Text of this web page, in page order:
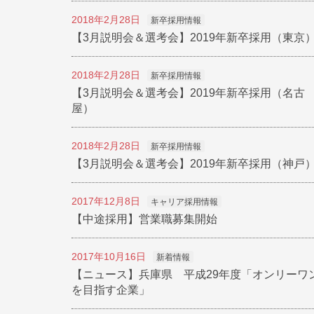
2018年2月28日 新卒採用情報
【3月説明会＆選考会】2019年新卒採用（東京）
2018年2月28日 新卒採用情報
【3月説明会＆選考会】2019年新卒採用（名古
屋）
2018年2月28日 新卒採用情報
【3月説明会＆選考会】2019年新卒採用（神戸）
2017年12月8日 キャリア採用情報
【中途採用】営業職募集開始
2017年10月16日 新着情報
【ニュース】兵庫県 平成29年度「オンリーワ
を目指す企業」